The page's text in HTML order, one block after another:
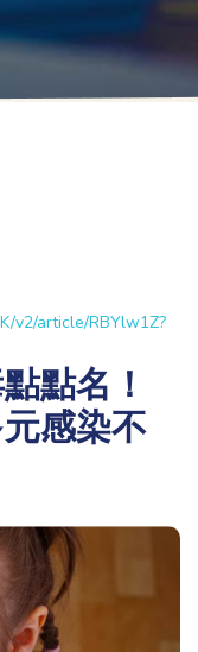
v2/article/RBYlw1Z?
點名！
感染不